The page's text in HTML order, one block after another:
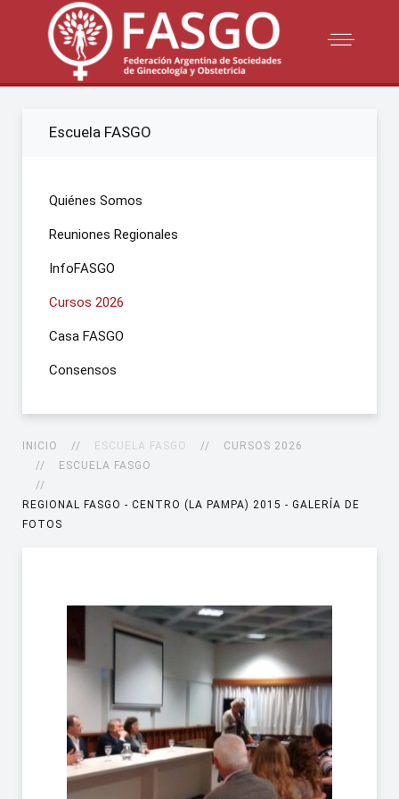
INICIO ESCUELA FASGO
CURSOS 2026
ESCUELA FASGO
REGIONAL FASGO - CENTRO (LA PAMPA) 2015 - GALERÍA DE
FOTOS
Escuela FASGO
Quiénes Somos
Reuniones Regionales
InfoFASGO
Cursos 2026
Casa FASGO
Consensos